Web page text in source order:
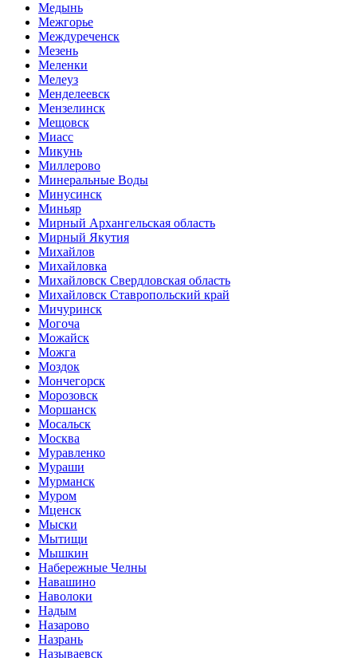
Медынь
Межгорье
Междуреченск
Мезень
Меленки
Мелеуз
Менделеевск
Мензелинск
Мещовск
Миасс
Микунь
Миллерово
Минеральные Воды
Минусинск
Миньяр
Мирный Архангельская область
Мирный Якутия
Михайлов
Михайловка
Михайловск Свердловская область
Михайловск Ставропольский край
Мичуринск
Могоча
Можайск
Можга
Моздок
Мончегорск
Морозовск
Моршанск
Мосальск
Москва
Муравленко
Мураши
Мурманск
Муром
Мценск
Мыски
Мытищи
Мышкин
Набережные Челны
Навашино
Наволоки
Надым
Назарово
Назрань
Называевск